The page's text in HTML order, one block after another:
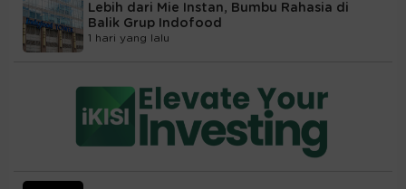
Lebih dari Mie Instan, Bumbu Rahasia di
Balik Grup Indofood
1 hari yang lalu